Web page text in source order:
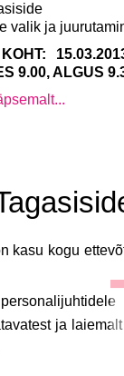
valik ja
9.00, ALGUS
kasu kogu
ja